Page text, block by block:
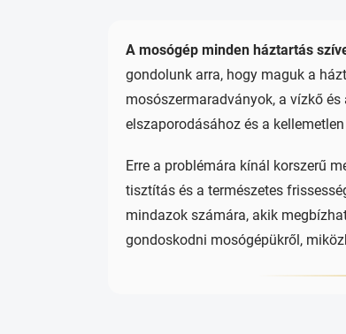
A mosógép minden háztartás
gondolunk arra, hogy maguk a
mosószermaradványok, a vízkő
elszaporodásához és a
Erre a problémára kínál korszerű
tisztítás és a természetes
mindazok számára, akik
gondoskodni mosógépükről,